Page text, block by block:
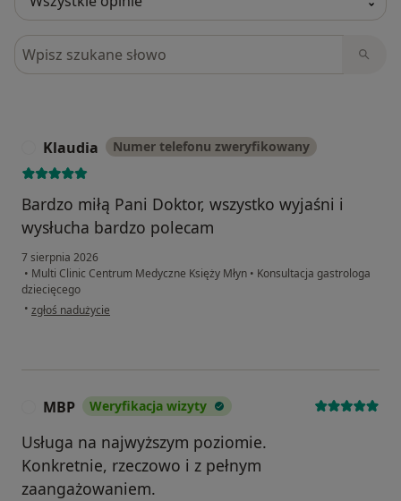
Szukaj w opiniach
Klaudia Numer telefonu zweryfikowany
Bardzo miłą Pani Doktor, wszystko wyjaśni i
wysłucha bardzo polecam
7 sierpnia 2026
• Multi Clinic Centrum Medyczne Księży Młyn • Konsultacja gastrologa
dziecięcego
• w opinii użytkownika Klaudia
zgłoś nadużycie
MBP Weryfikacja wizyty
Usługa na najwyższym poziomie.
Konkretnie, rzeczowo i z pełnym
zaangażowaniem.